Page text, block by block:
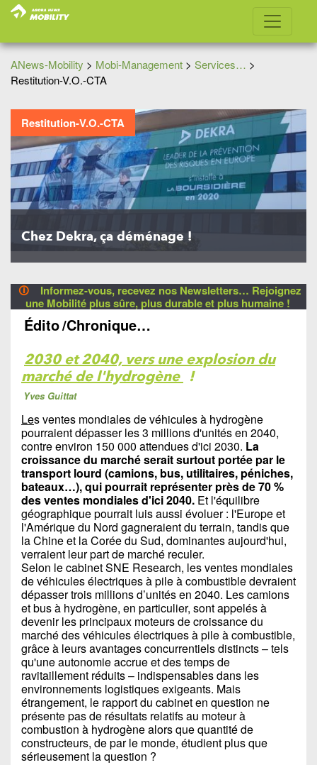
ANews-Mobility > Mobi-Management > Services… >
Restitution-V.O.-CTA
Restitution-V.O.-CTA
Chez Dekra, ça déménage !
🛈
Informez-vous, recevez nos Newsletters… Rejoignez
une Mobilité plus sûre, plus durable et plus humaine !
Édito/Chronique…
2030 et 2040, vers une explosion du
marché de l'hydrogène !
Yves Guittat
Les ventes mondiales de véhicules à hydrogène
pourraient dépasser les 3 millions d'unités en 2040,
contre environ 150 000 attendues d'ici 2030. La
croissance du marché serait surtout portée par le
transport lourd (camions, bus, utilitaires, péniches,
bateaux…), qui pourrait représenter près de 70 %
des ventes mondiales d'ici 2040. Et l'équilibre
géographique pourrait luis aussi évoluer : l'Europe et
l'Amérique du Nord gagneraient du terrain, tandis que
la Chine et la Corée du Sud, dominantes aujourd'hui,
verraient leur part de marché reculer.
Selon le cabinet SNE Research, les ventes mondiales
de véhicules électriques à pile à combustible devraient
dépasser trois millions d’unités en 2040. Les camions
et bus à hydrogène, en particulier, sont appelés à
devenir les principaux moteurs de croissance du
marché des véhicules électriques à pile à combustible,
grâce à leurs avantages concurrentiels distincts – tels
qu'une autonomie accrue et des temps de
ravitaillement réduits – indispensables dans les
environnements logistiques exigeants. Mais
étrangement, le rapport du cabinet en question ne
présente pas de résultats relatifs au moteur à
combustion à hydrogène alors que quantité de
constructeurs, de par le monde, étudient plus que
sérieusement la question ?